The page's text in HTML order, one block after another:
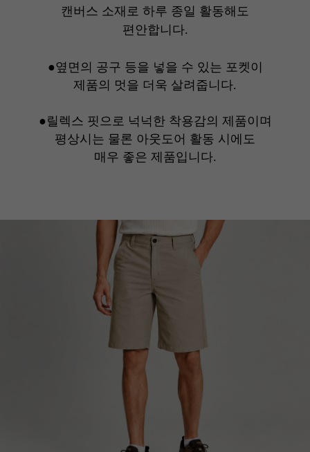
캔버스 소재로 하루 종일 활동해도
편안합니다.
●옆면의 공구 등을 넣을 수 있는 포켓이
제품의 멋을 더욱 살려줍니다.
●릴렉스 핏으로 넉넉한 착용감의 제품이며
평상시는 물론 아웃도어 활동 시에도
매우 좋은 제품입니다.